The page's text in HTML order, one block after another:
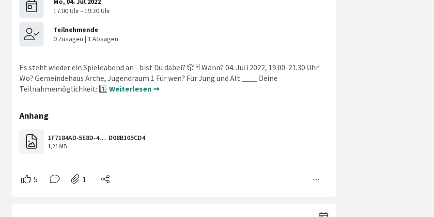
Es steht wieder ein Spieleabend an - bist Du dabei? 🎲🃏 Wann? 04. Juli 2022, 19.00-21.30 Uhr
Wo? Gemeindehaus Arche, Jugendraum 1 Für wen? Für Jung und Alt ____ Deine
Teilnahmemöglichkeit: 1️⃣ Weiterlesen ➞